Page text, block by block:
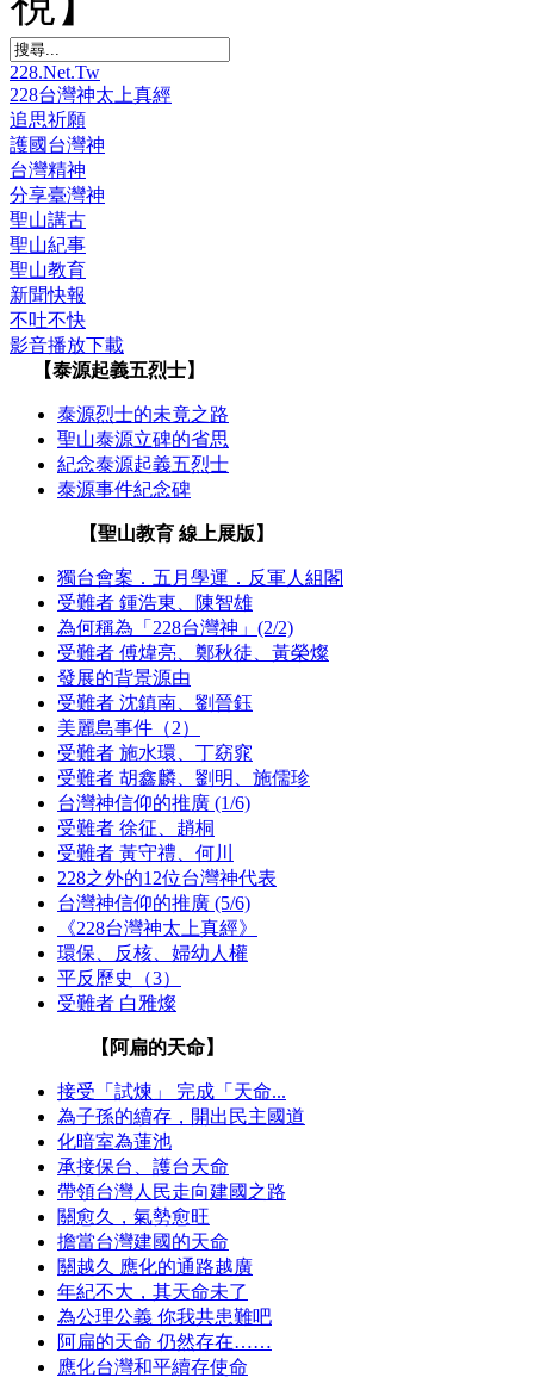
228.Net.Tw
228台灣神太上真經
追思祈願
護國台灣神
台灣精神
分享臺灣神
聖山講古
聖山紀事
聖山教育
新聞快報
不吐不快
影音播放下載
【泰源起義五烈士】
泰源烈士的未竟之路
聖山泰源立碑的省思
紀念泰源起義五烈士
泰源事件紀念碑
【聖山教育 線上展版】
獨台會案．五月學運．反軍人組閣
受難者 鍾浩東、陳智雄
為何稱為「228台灣神」(2/2)
受難者 傅煒亮、鄭秋徒、黃榮燦
發展的背景源由
受難者 沈鎮南、劉晉鈺
美麗島事件（2）
受難者 施水環、丁窈窕
受難者 胡鑫麟、劉明、施儒珍
台灣神信仰的推廣 (1/6)
受難者 徐征、趙桐
受難者 黃守禮、何川
228之外的12位台灣神代表
台灣神信仰的推廣 (5/6)
《228台灣神太上真經》
環保、反核、婦幼人權
平反歷史（3）
受難者 白雅燦
【阿扁的天命】
接受「試煉」 完成「天命...
為子孫的續存，開出民主國道
化暗室為蓮池
承接保台、護台天命
帶領台灣人民走向建國之路
關愈久，氣勢愈旺
擔當台灣建國的天命
關越久 應化的通路越廣
年紀不大，其天命未了
為公理公義 你我共患難吧
阿扁的天命 仍然存在……
應化台灣和平續存使命